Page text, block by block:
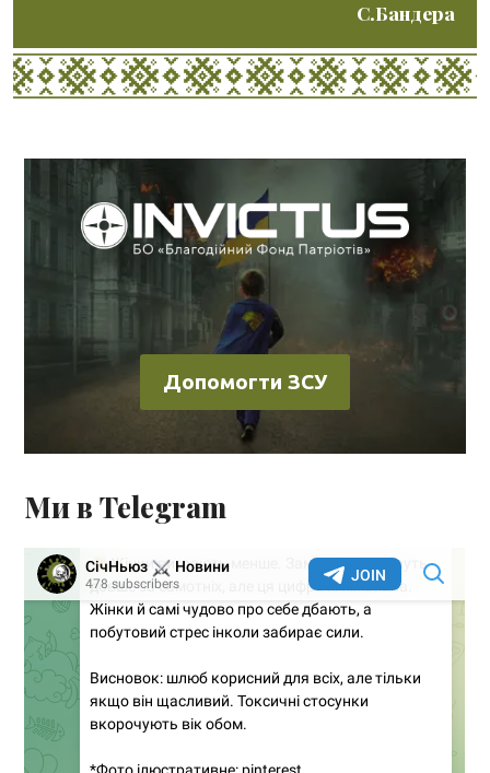
С.Бандера
Допомогти ЗСУ
Ми в Telegram